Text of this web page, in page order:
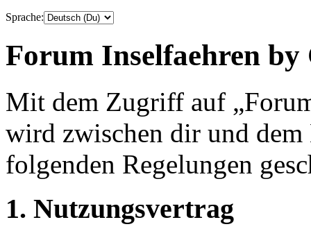
Sprache:
Forum Inselfaehren
Mit dem Zugriff auf
wird zwischen dir und
folgenden Regelungen
1. Nutzungsvertrag